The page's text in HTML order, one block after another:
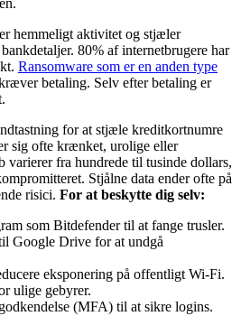
hemmeligt aktivitet og stjæler
80% af internetbrugere har
Ransomware som er en anden type
betaling. Selv efter betaling er
for at stjæle kreditkortnumre
sig ofte krænket, urolige eller
fra hundrede til tusinde dollars,
Stjålne data ender ofte på
risici. For at beskytte dig selv:
som Bitdefender til at fange trusler.
Google Drive for at undgå
eksponering på offentligt Wi-Fi.
ulige gebyrer.
(MFA) til at sikre logins.